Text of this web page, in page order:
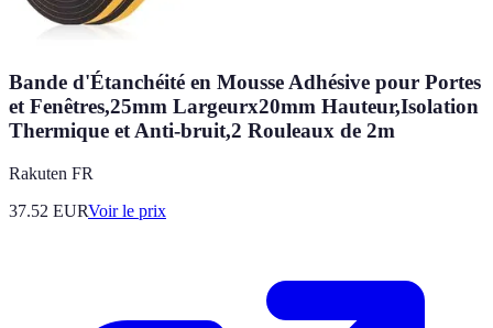
Bande d'Étanchéité en Mousse Adhésive pour Portes
et Fenêtres,25mm Largeurx20mm Hauteur,Isolation
Thermique et Anti-bruit,2 Rouleaux de 2m
Rakuten FR
37.52 EURVoir le prix